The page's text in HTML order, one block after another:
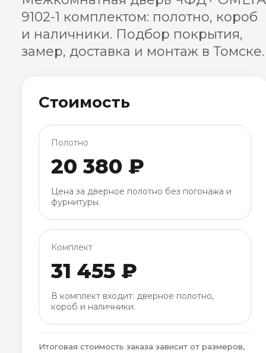
9102-1 комплектом: полотно, короб
и наличники. Подбор покрытия,
замер, доставка и монтаж в Томске.
Стоимость
Полотно
20 380 ₽
Цена за дверное полотно без погонажа и
фурнитуры.
Комплект
31 455 ₽
В комплект входит: дверное полотно,
короб и наличники.
Итоговая стоимость заказа зависит от размеров,